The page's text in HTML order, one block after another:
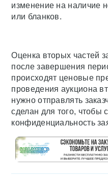
изменение на наличие
или бланков.
Оценка вторых частей
после завершения
происходят ценовые
проведения аукциона
нужно отправлять
сделан для того, чтобы
конфиденциальность